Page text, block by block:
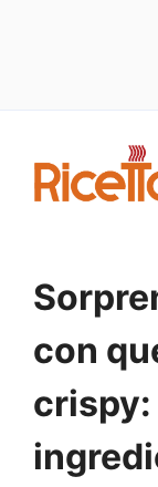
contenuto
con
crispy: